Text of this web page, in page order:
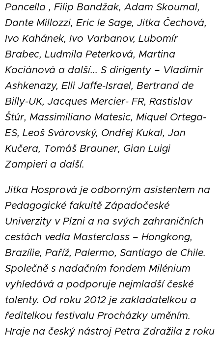
Pancella , Filip Bandžak, Adam Skoumal,
Dante Millozzi, Eric le Sage, Jitka Čechová,
Ivo Kahánek, Ivo Varbanov, Lubomír
Brabec, Ludmila Peterková, Martina
Kociánová a další... S dirigenty – Vladimir
Ashkenazy, Elli Jaffe-Israel, Bertrand de
Billy-UK, Jacques Mercier- FR, Rastislav
Štúr, Massimiliano Matesic, Miquel Ortega-
ES, Leoš Svárovský, Ondřej Kukal, Jan
Kučera, Tomáš Brauner, Gian Luigi
Zampieri a další.
Jitka Hosprová je odborným asistentem na
Pedagogické fakultě Západočeské
Univerzity v Plzni a na svých zahraničních
cestách vedla Masterclass – Hongkong,
Brazílie, Paříž, Palermo, Santiago de Chile.
Společně s nadačním fondem Milénium
vyhledává a podporuje nejmladší české
talenty. Od roku 2012 je zakladatelkou a
ředitelkou festivalu Procházky uměním.
Hraje na český nástroj Petra Zdražila z roku